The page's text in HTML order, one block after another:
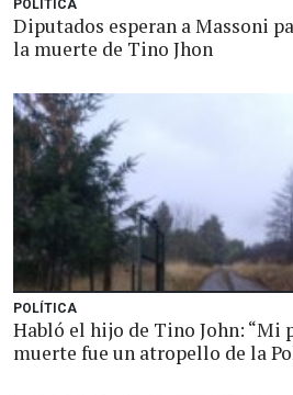
POLÍTICA
Diputados esperan a Massoni
la muerte de Tino Jhon
POLÍTICA
Habló el hijo de Tino John: “Mi
muerte fue un atropello de la